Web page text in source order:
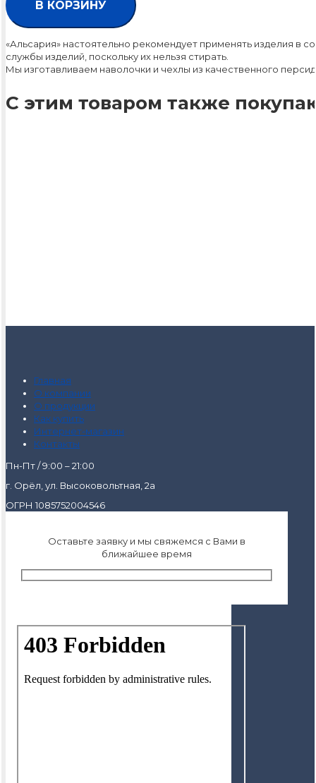
В КОРЗИНУ
«Альсария» настоятельно рекомендует применять изделия в
службы изделий, поскольку их нельзя стирать.
Мы изготавливаем наволочки и чехлы из качественного
С этим товаром также
Главная
О компании
О продукции
Как купить
Интернет-магазин
Контакты
Пн-Пт / 9:00 – 21:00
г. Орёл, ул. Высоковольтная, 2а
ОГРН 1085752004546
Оставьте заявку и мы свяжемся с Вами в
ближайшее время